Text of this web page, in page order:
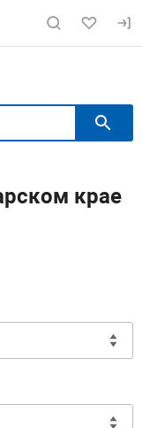
fishretail.ru
крае